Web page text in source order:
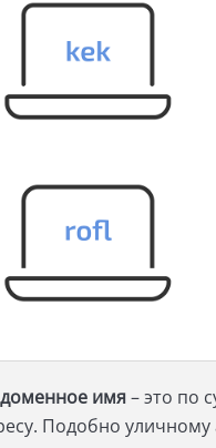
доменное имя– это по
Подобно